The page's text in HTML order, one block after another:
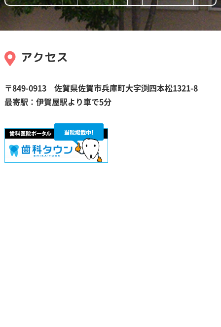
アクセス
〒849-0913 佐賀県佐賀市兵庫町大字渕四本松1321-8
最寄駅：伊賀屋駅より車で5分